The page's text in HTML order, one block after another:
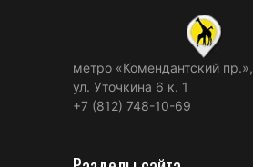
метро «Комендантский пр.»,
ул. Уточкина 6 к. 1
+7 (812) 748-10-69